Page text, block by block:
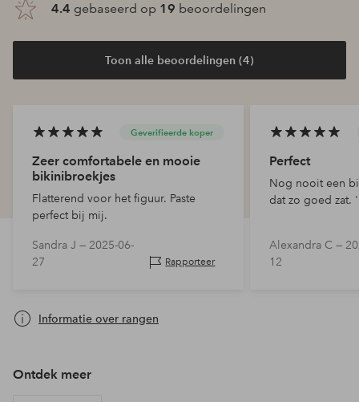
4.4 gebaseerd op 19 beoordelingen
Toon alle beoordelingen (4)
Geverifieerde koper
Zeer comfortabele en mooie
bikinibroekjes
Flatterend voor het figuur. Paste
perfect bij mij.
Sandra J — 2025-06-
27
Rapporteer
Perfect
Nog nooit een
dat zo goed zat. '
Alexandra C —
12
Informatie over rangen
Ontdek meer